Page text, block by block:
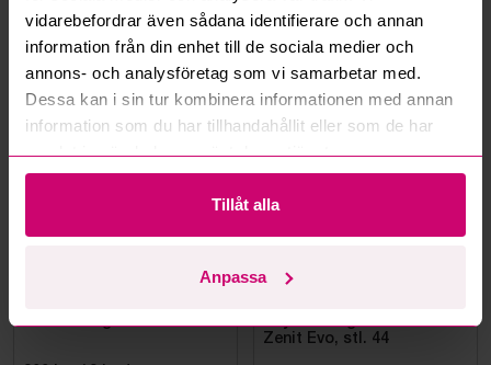
vidarebefordrar även sådana identifierare och annan
information från din enhet till de sociala medier och
annons- och analysföretag som vi samarbetar med.
Dessa kan i sin tur kombinera informationen med annan
information som du har tillhandahållit eller som de har
samlat in när du har använt deras tjänster.
Tillåt alla
Anpassa
Mer från samma kategori
2h 46m Bromma
Zenit Evo, stl. 44